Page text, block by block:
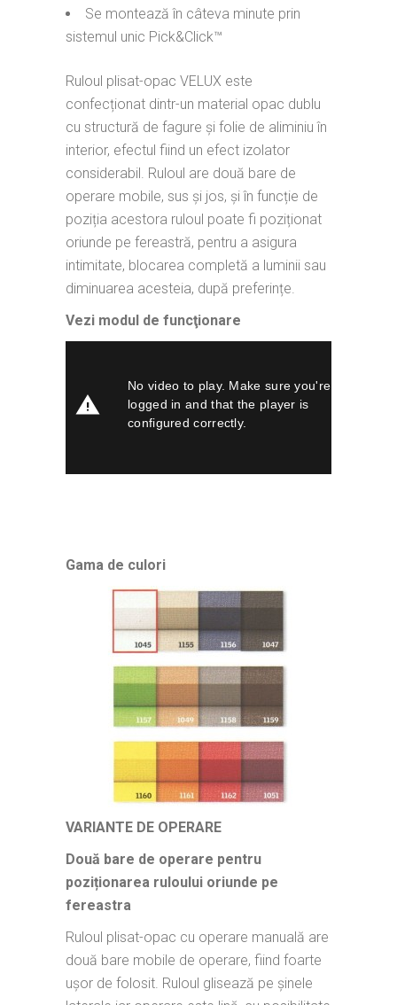
Se montează în câteva minute prin
sistemul unic Pick&Click™
Ruloul plisat-opac VELUX este
confecționat dintr-un material opac dublu
cu structură de fagure și folie de aliminiu în
interior, efectul fiind un efect izolator
considerabil. Ruloul are două bare de
operare mobile, sus și jos, și în funcție de
poziția acestora ruloul poate fi poziționat
oriunde pe fereastră, pentru a asigura
intimitate, blocarea completă a luminii sau
diminuarea acesteia, după preferințe.
Vezi modul de funcţionare
Gama de culori
VARIANTE DE OPERARE
Două bare de operare pentru
poziționarea ruloului oriunde pe
fereastra
Ruloul plisat-opac cu operare manuală are
două bare mobile de operare, fiind foarte
uşor de folosit. Ruloul glisează pe şinele